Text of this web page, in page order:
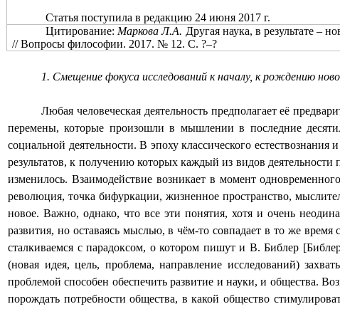
Статья поступила в редакцию 24 июня 2017 г.
Цитирование:Маркова Л.А. Другая наука, в результате –
// Вопросы философии. 2017. № 12. С. ?–?
1. Смещение фокуса исследований к началу, к рождению
Любая человеческая деятельность предполагает её
перемены, которые произошли в мышлении в последние
социальной деятельности. В эпоху классического
результатов, к получению которых каждый из видов
изменилось. Взаимодействие возникает в момент
революция, точка бифуркации, жизненное пространство,
новое. Важно, однако, что все эти понятия, хотя и очень
развития, но оставаясь мыслью, в чём-то совпадает в то же
сталкиваемся с парадоксом, о котором пишут и В. Библер
(новая идея, цель, проблема, направление исследований)
проблемой способен обеспечить развитие и науки, и общества.
порождать потребности общества, в какой общество